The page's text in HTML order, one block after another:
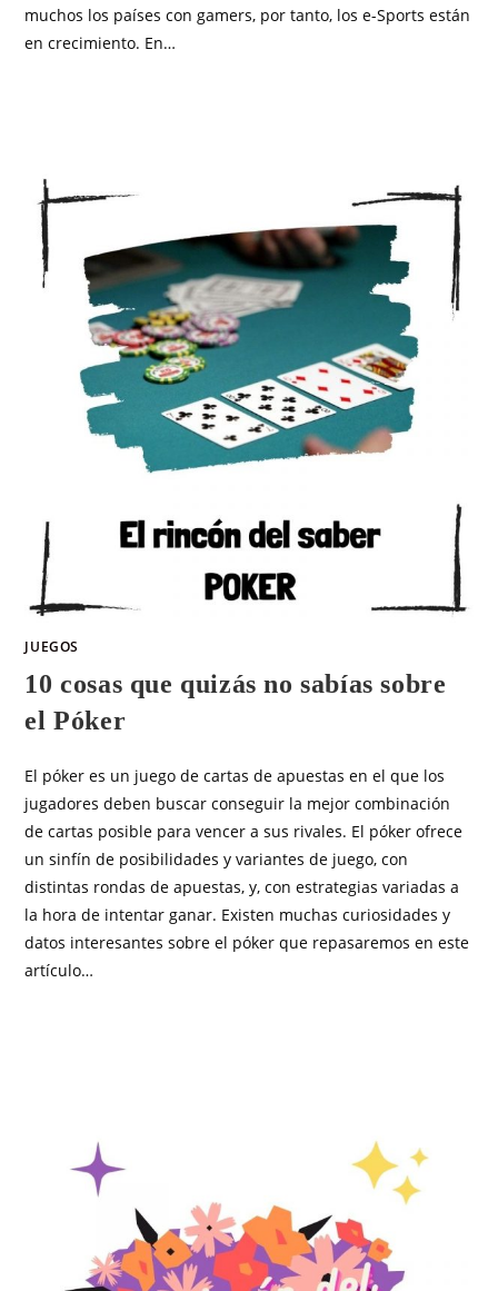
muchos los países con gamers, por tanto, los e-Sports están
en crecimiento. En…
JUEGOS
10 cosas que quizás no sabías sobre
el Póker
El póker es un juego de cartas de apuestas en el que los
jugadores deben buscar conseguir la mejor combinación
de cartas posible para vencer a sus rivales. El póker ofrece
un sinfín de posibilidades y variantes de juego, con
distintas rondas de apuestas, y, con estrategias variadas a
la hora de intentar ganar. Existen muchas curiosidades y
datos interesantes sobre el póker que repasaremos en este
artículo…